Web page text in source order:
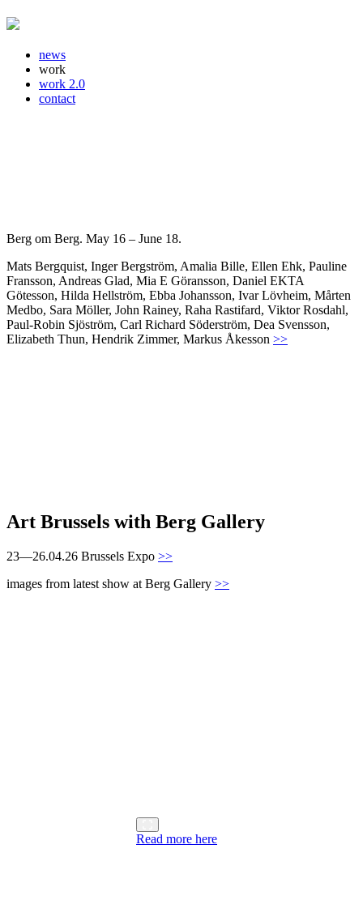
news
work
work 2.0
contact
Berg om Berg. May 16 – June 18.
Mats Bergquist, Inger Bergström, Amalia Bille, Ellen Ehk, Pauline
Fransson, Andreas Glad, Mia E Göransson, Daniel EKTA
Götesson, Hilda Hellström, Ebba Johansson, Ivar Lövheim, Mårten
Medbo, Sara Möller, John Rainey, Raha Rastifard, Viktor Rosdahl,
Paul-Robin Sjöström, Carl Richard Söderström, Dea Svensson,
Elizabeth Thun, Hendrik Zimmer, Markus Åkesson >>
Art Brussels with Berg Gallery
23—26.04.26 Brussels Expo >>
images from latest show at Berg Gallery >>
Read more here